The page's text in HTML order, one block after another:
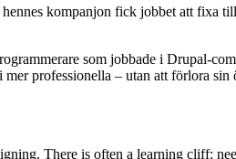
open
kompanjon fick jobbet att fixa
som jobbade i Drupal-
professionella – utan att förlora
There is often a learning cliff: